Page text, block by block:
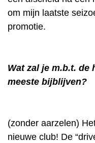
om mijn laatste
promotie.
Wat zal je m.b.t. de
meeste bijblijven?
(zonder aarzelen)
nieuwe club! De